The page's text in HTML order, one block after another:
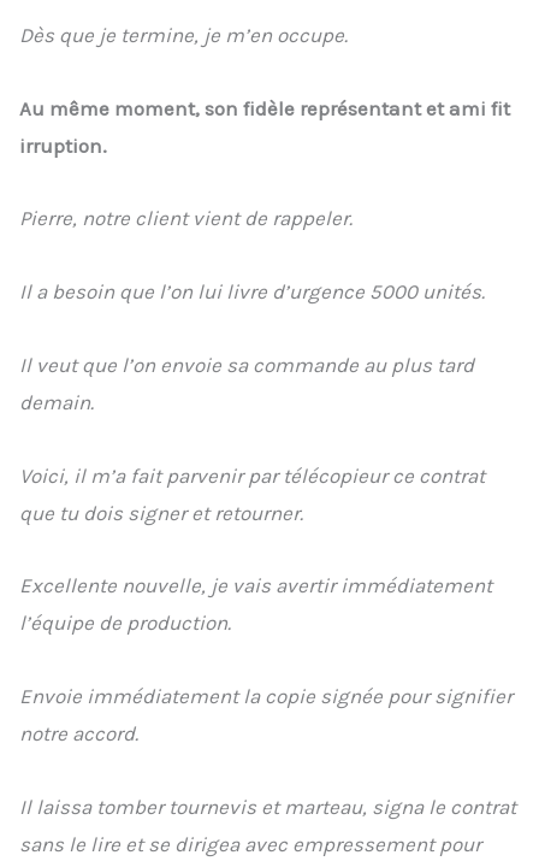
Dès que je termine, je m’en occupe.
Au même moment, son fidèle représentant et ami fit
irruption.
Pierre, notre client vient de rappeler.
Il a besoin que l’on lui livre d’urgence 5000 unités.
Il veut que l’on envoie sa commande au plus tard
demain.
Voici, il m’a fait parvenir par télécopieur ce contrat
que tu dois signer et retourner.
Excellente nouvelle, je vais avertir immédiatement
l’équipe de production.
Envoie immédiatement la copie signée pour signifier
notre accord.
Il laissa tomber tournevis et marteau, signa le contrat
sans le lire et se dirigea avec empressement pour